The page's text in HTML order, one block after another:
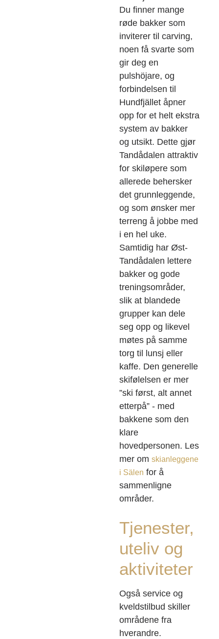
Du finner mange
røde bakker som
inviterer til carving,
noen få svarte som
gir deg en
pulshöjare, og
forbindelsen til
Hundfjället åpner
opp for et helt ekstra
system av bakker
og utsikt. Dette gjør
Tandådalen attraktiv
for skiløpere som
allerede behersker
det grunnleggende,
og som ønsker mer
terreng å jobbe med
i en hel uke.
Samtidig har Øst-
Tandådalen lettere
bakker og gode
treningsområder,
slik at blandede
grupper kan dele
seg opp og likevel
møtes på samme
torg til lunsj eller
kaffe. Den generelle
skifølelsen er mer
”ski først, alt annet
etterpå” - med
bakkene som den
klare
hovedpersonen. Les
mer om skianleggene
i Sälen for å
sammenligne
områder.
Tjenester,
uteliv og
aktiviteter
Også service og
kveldstilbud skiller
områdene fra
hverandre.